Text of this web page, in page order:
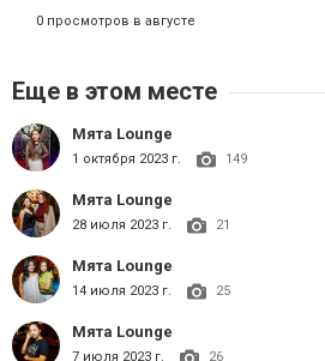
0 просмотров в августе
Еще в этом месте
Мята Lounge
1 октября 2023 г. 149
Мята Lounge
28 июля 2023 г. 21
Мята Lounge
14 июля 2023 г. 25
Мята Lounge
7 июля 2023 г. 26